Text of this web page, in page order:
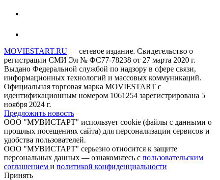
MOVIESTART.RU — сетевое издание. Свидетельство о
регистрации СМИ Эл № ФС77-78238 от 27 марта 2020 г.
Выдано Федеральной службой по надзору в сфере связи,
информационных технологий и массовых коммуникаций.
Официальная торговая марка MOVIESTART с
идентификационным номером 1061254 зарегистрирована 5
ноября 2024 г.
Предложить новость
ООО "МУВИСТАРТ" использует cookie (файлы с данными о
прошлых посещениях сайта) для персонализации сервисов и
удобства пользователей.
ООО "МУВИСТАРТ" серьезно относится к защите
персональных данных — ознакомьтесь с пользовательским
соглашением и политикой конфиденциальности
Принять